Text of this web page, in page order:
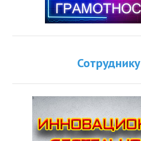
Сотруднику